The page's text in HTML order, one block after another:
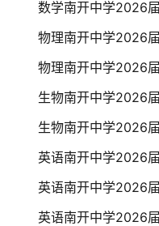
数学南开中学2026
物理南开中学2026
物理南开中学2026
生物南开中学2026
生物南开中学2026
英语南开中学2026
英语南开中学2026
英语南开中学2026